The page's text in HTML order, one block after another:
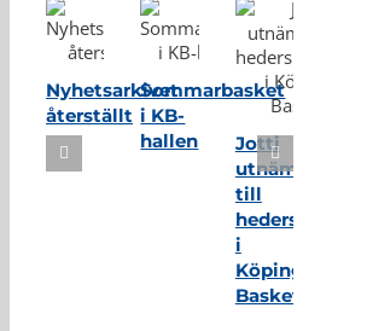
Nyhetsarkivet
återställt
Sommarbasket
i KB-
hallen
Jotti
utnämnd
till
hedersmedlem
i
Köping
Basket